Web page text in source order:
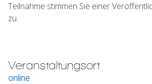
Teilnahme stimmen Sie einer
zu.
Veranstaltungsort
online